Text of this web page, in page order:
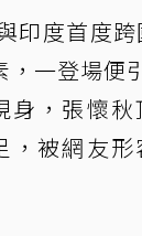
印度首度
一登場便
，張懷
被網友